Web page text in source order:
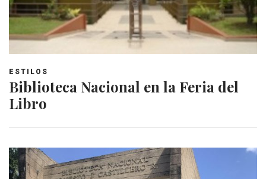
ESTILOS
Biblioteca Nacional en la Feria del
Libro